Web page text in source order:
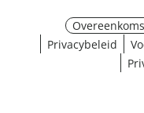
Privacybeleid